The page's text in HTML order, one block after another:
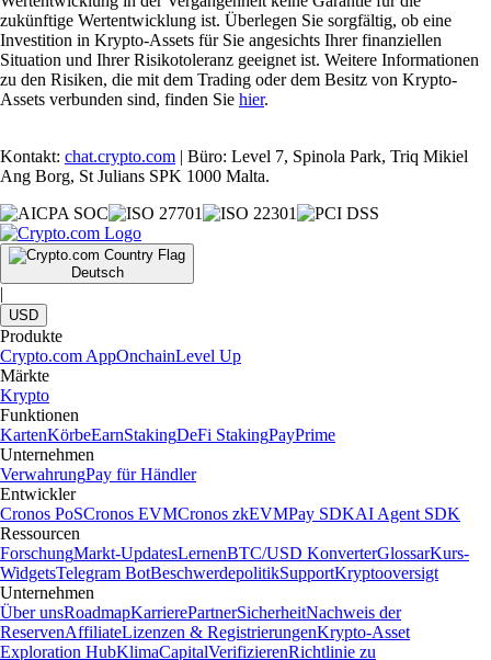
zukünftige Wertentwicklung ist. Überlegen Sie sorgfältig, ob eine
Investition in Krypto-Assets für Sie angesichts Ihrer finanziellen
Situation und Ihrer Risikotoleranz geeignet ist. Weitere Informationen
zu den Risiken, die mit dem Trading oder dem Besitz von Krypto-
Assets verbunden sind, finden Sie hier.
Kontakt: chat.crypto.com | Büro: Level 7, Spinola Park, Triq Mikiel
Ang Borg, St Julians SPK 1000 Malta.
Deutsch
|
USD
Produkte
Crypto.com AppOnchainLevel Up
Märkte
Krypto
Funktionen
KartenKörbeEarnStakingDeFi StakingPayPrime
Unternehmen
VerwahrungPay für Händler
Entwickler
Cronos PoSCronos EVMCronos zkEVMPay SDKAI Agent SDK
Ressourcen
ForschungMarkt-UpdatesLernenBTC/USD KonverterGlossarKurs-
WidgetsTelegram BotBeschwerdepolitikSupportKryptooversigt
Unternehmen
Über unsRoadmapKarrierePartnerSicherheitNachweis der
ReservenAffiliateLizenzen & RegistrierungenKrypto-Asset
Exploration HubKlimaCapitalVerifizierenRichtlinie zu